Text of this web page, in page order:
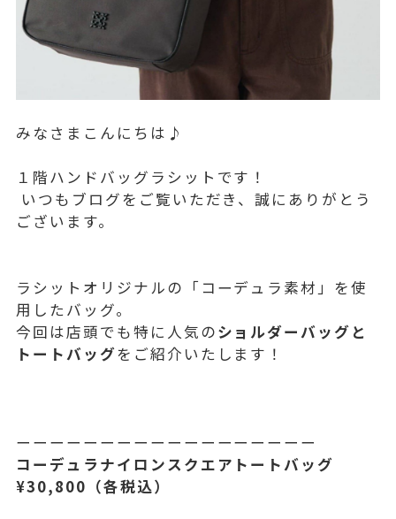
みなさまこんにちは♪
１階ハンドバッグラシットです！
いつもブログをご覧いただき、誠にありがとう
ございます。
ラシットオリジナルの「コーデュラ素材」を使
用したバッグ。
今回は店頭でも特に人気のショルダーバッグと
トートバッグをご紹介いたします！
ーーーーーーーーーーーーーーーーーー
コーデュラナイロンスクエアトートバッグ
¥30,800（各税込）